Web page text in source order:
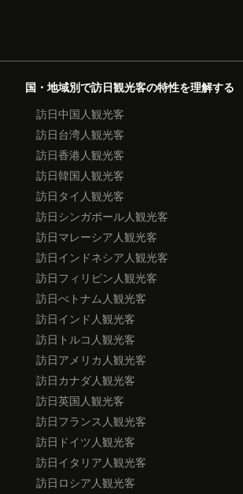
国・地域別で訪日観光客の特性を理解する
訪日中国人観光客
訪日台湾人観光客
訪日香港人観光客
訪日韓国人観光客
訪日タイ人観光客
訪日シンガポール人観光客
訪日マレーシア人観光客
訪日インドネシア人観光客
訪日フィリピン人観光客
訪日べトナム人観光客
訪日インド人観光客
訪日トルコ人観光客
訪日アメリカ人観光客
訪日カナダ人観光客
訪日英国人観光客
訪日フランス人観光客
訪日ドイツ人観光客
訪日イタリア人観光客
訪日ロシア人観光客